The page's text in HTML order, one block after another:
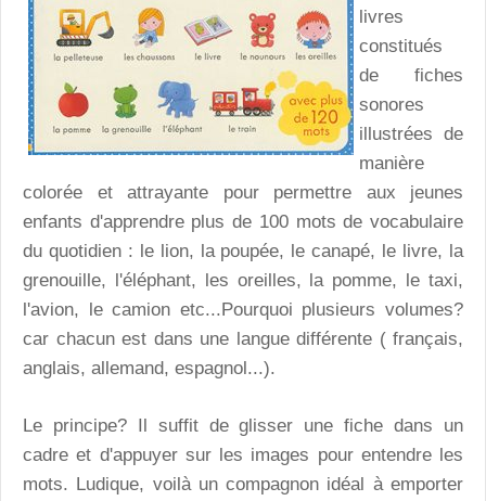
livres
constitués
de fiches
sonores
illustrées de
manière
colorée et attrayante pour permettre aux jeunes
enfants d'apprendre plus de 100 mots de vocabulaire
du quotidien : le lion, la poupée, le canapé, le livre, la
grenouille, l'éléphant, les oreilles, la pomme, le taxi,
l'avion, le camion etc...Pourquoi plusieurs volumes?
car chacun est dans une langue différente ( français,
anglais, allemand, espagnol...).
Le principe? Il suffit de glisser une fiche dans un
cadre et d'appuyer sur les images pour entendre les
mots. Ludique, voilà un compagnon idéal à emporter